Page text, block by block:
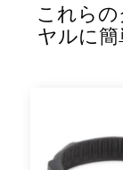
これら
ヤルに